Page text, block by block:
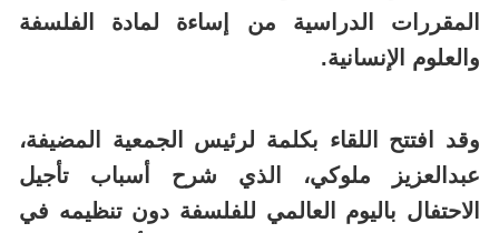
المقررات الدراسية من إساءة لمادة الفلسفة
والعلوم الإنسانية.
وقد افتتح اللقاء بكلمة لرئيس الجمعية المضيفة،
عبدالعزيز ملوكي، الذي شرح أسباب تأجيل
الاحتفال باليوم العالمي للفلسفة دون تنظيمه في